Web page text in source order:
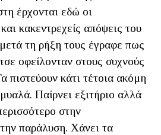
έρχονται εδώ οι
κακεντρεχείς απόψεις του
τη ρήξη τους έγραφε πως
οφείλονταν στους συχνούς
πιστεύουν κάτι τέτοια ακόμη
Παίρνει εξιτήριο αλλά
στην
παράλυση. Χάνει τα